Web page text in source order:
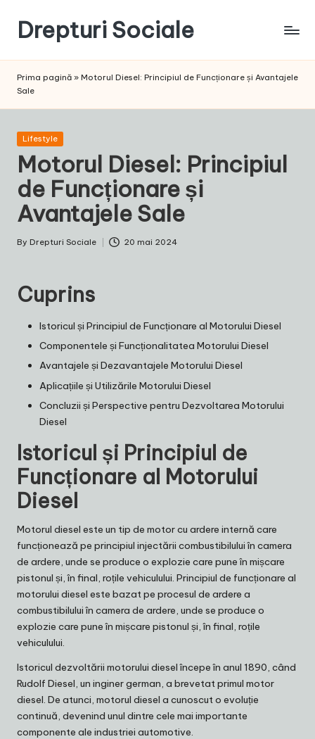
content
Drepturi Sociale
Sociale:
Schimbarea
Noastră!
Prima pagină » Motorul Diesel: Principiul de Funcționare și Avantajele
Sale
Posted
Lifestyle
Motorul Diesel: Principiul
de Funcționare și
Avantajele Sale
Posted
By Drepturi Sociale 20 mai 2024
Cuprins
Istoricul și Principiul de Funcționare al Motorului Diesel
Componentele și Funcționalitatea Motorului Diesel
Avantajele și Dezavantajele Motorului Diesel
Aplicațiile și Utilizările Motorului Diesel
Concluzii și Perspective pentru Dezvoltarea Motorului
Diesel
Istoricul și Principiul de
Funcționare al Motorului
Diesel
Motorul diesel este un tip de motor cu ardere internă care
funcționează pe principiul injectării combustibilului în camera
de ardere, unde se produce o explozie care pune în mișcare
pistonul și, în final, roțile vehiculului. Principiul de funcționare al
motorului diesel este bazat pe procesul de ardere a
combustibilului în camera de ardere, unde se produce o
explozie care pune în mișcare pistonul și, în final, roțile
vehiculului.
Istoricul dezvoltării motorului diesel începe în anul 1890, când
Rudolf Diesel, un inginer german, a brevetat primul motor
diesel. De atunci, motorul diesel a cunoscut o evoluție
continuă, devenind unul dintre cele mai importante
componente ale industriei automotive.